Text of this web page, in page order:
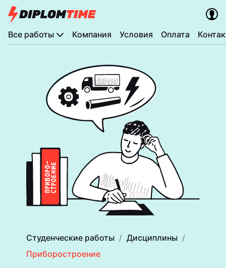
Все работы Компания Условия Оплата
Студенческие работы
Дисциплины
Приборостроение